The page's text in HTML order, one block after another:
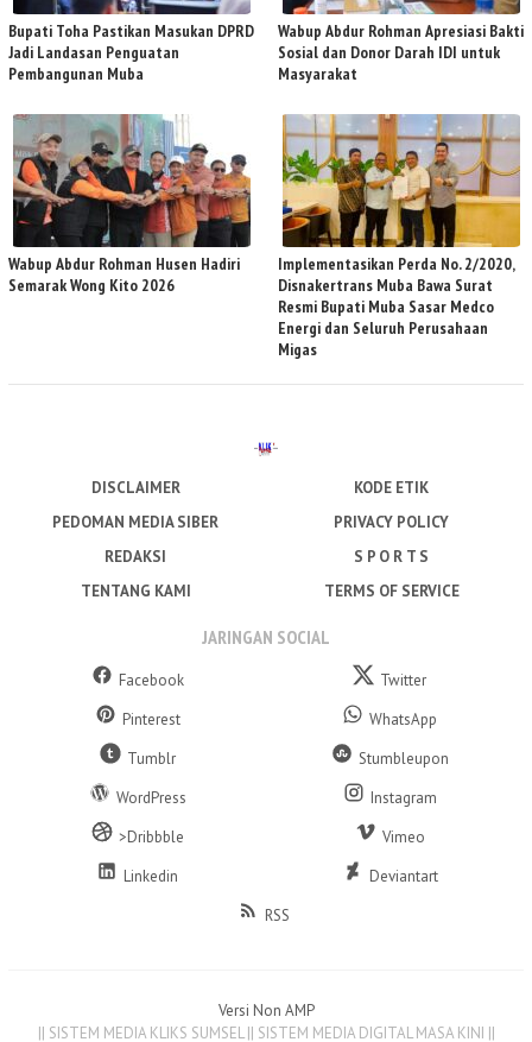
Bupati Toha Pastikan Masukan DPRD
Jadi Landasan Penguatan
Pembangunan Muba
Wabup Abdur Rohman Apresiasi Bakti
Sosial dan Donor Darah IDI untuk
Masyarakat
Wabup Abdur Rohman Husen Hadiri
Semarak Wong Kito 2026
Implementasikan Perda No. 2/2020,
Disnakertrans Muba Bawa Surat
Resmi Bupati Muba Sasar Medco
Energi dan Seluruh Perusahaan
Migas
DISCLAIMER
KODE ETIK
PEDOMAN MEDIA SIBER
PRIVACY POLICY
REDAKSI
S P O R T S
TENTANG KAMI
TERMS OF SERVICE
JARINGAN SOCIAL
Facebook
Twitter
Pinterest
WhatsApp
Tumblr
Stumbleupon
WordPress
Instagram
>Dribbble
Vimeo
Linkedin
Deviantart
RSS
Versi Non AMP
|| SISTEM MEDIA KLIKS SUMSEL || SISTEM MEDIA DIGITAL MASA KINI ||